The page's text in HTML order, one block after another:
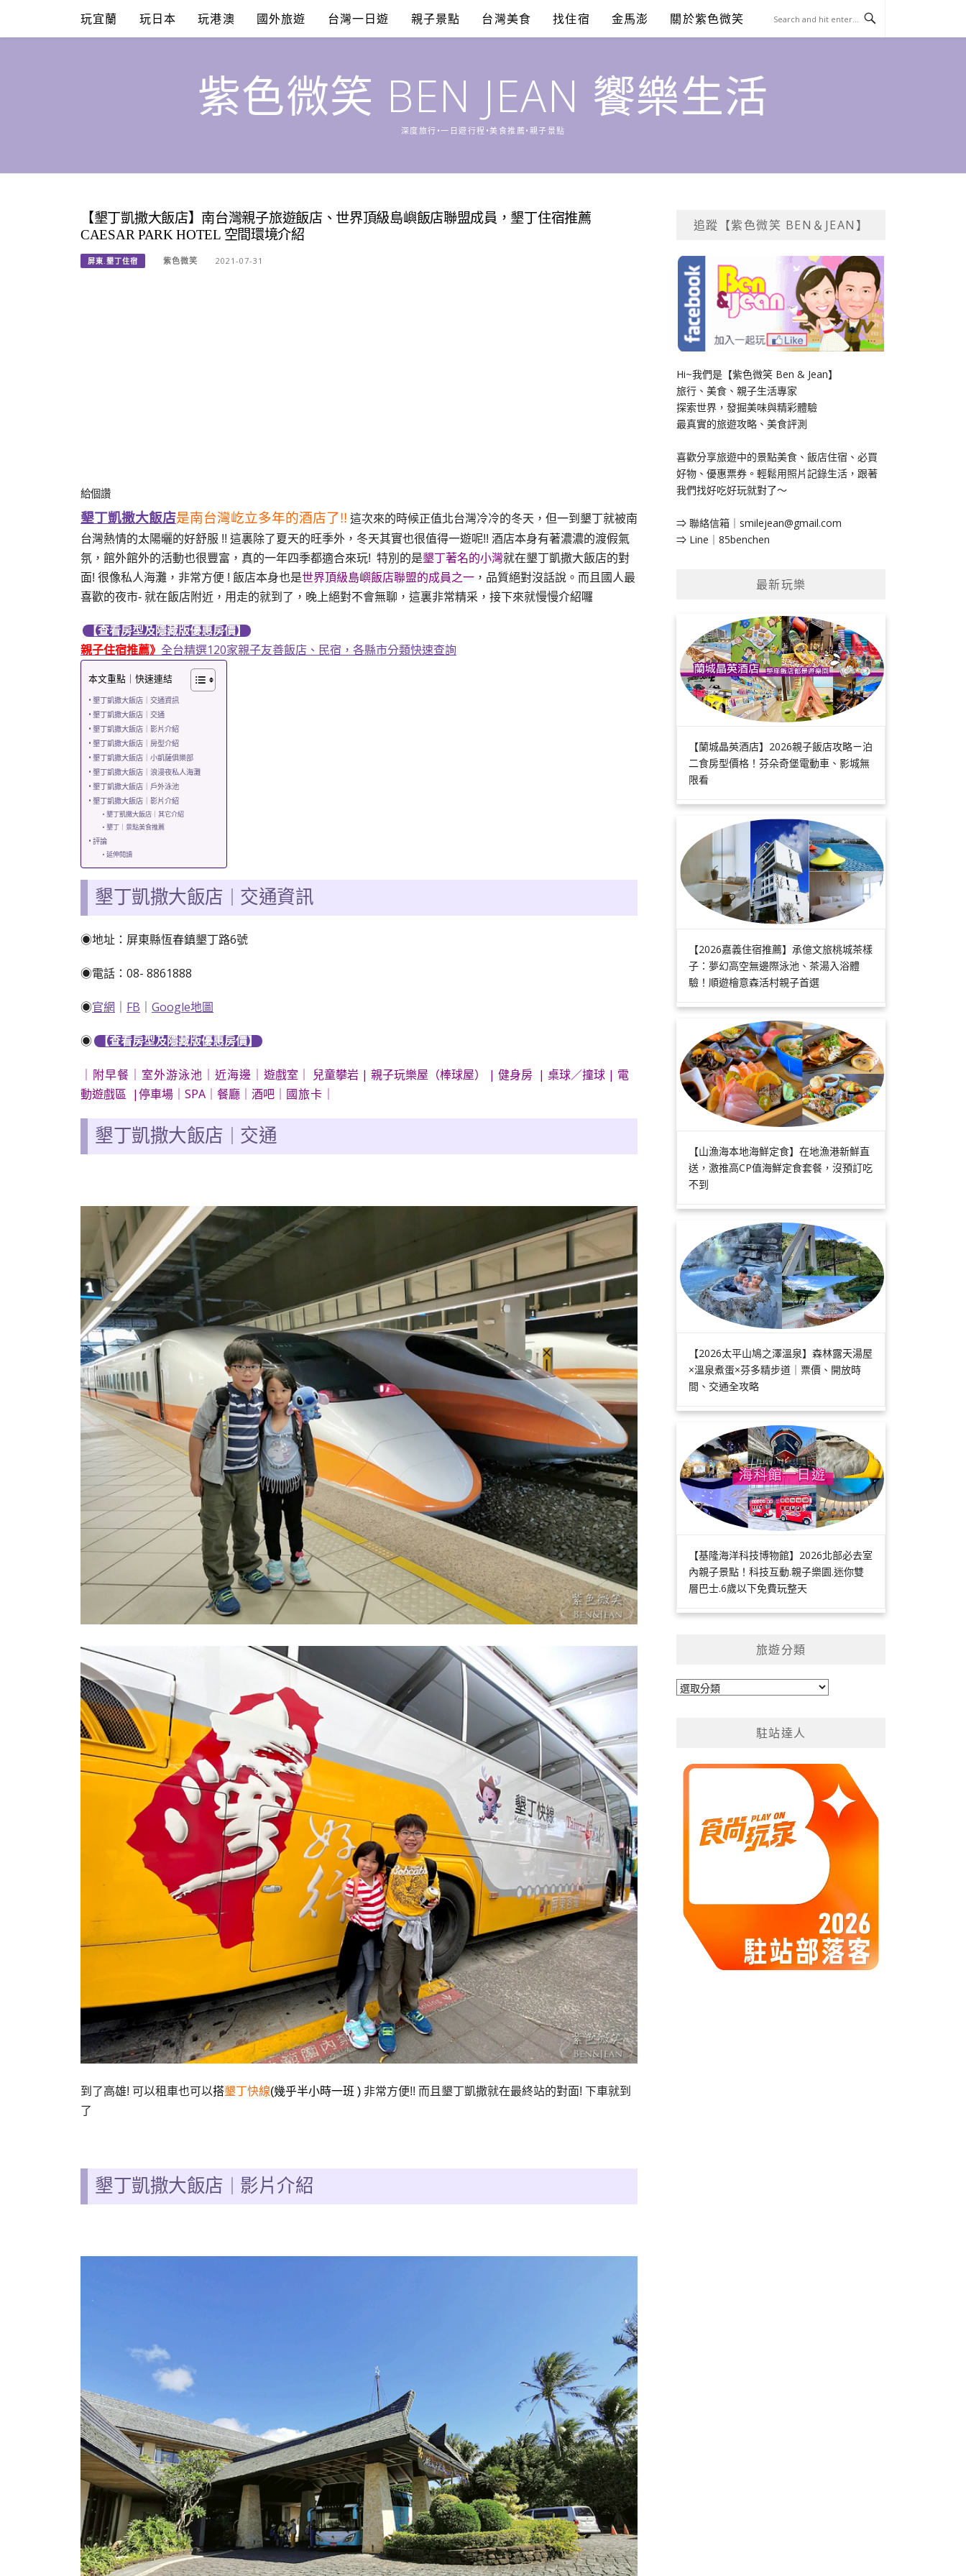
content
玩宜蘭 玩日本 玩港澳 國外旅遊 台灣一日遊 親子景點 台灣美食 找住宿 金馬澎 關於紫色微笑
紫色微笑 BEN JEAN 饗樂生活
深度旅行•一日遊行程•美食推薦•親子景點
【墾丁凱撒大飯店】南台灣親子旅遊飯店、世界頂級島嶼飯店聯盟成員，墾丁住宿推薦
CAESAR PARK HOTEL 空間環境介紹
屏東.墾丁住宿 紫色微笑 2021-07-31
給個讚
墾丁凱撒大飯店是南台灣屹立多年的酒店了!! 這次來的時候正值北台灣冷冷的冬天，但一到墾丁就被南
台灣熱情的太陽曬的好舒服 !! 這裏除了夏天的旺季外，冬天其實也很值得一遊呢!! 酒店本身有著濃濃的渡假氣
氛，館外館外的活動也很豐富，真的一年四季都適合來玩! 特別的是墾丁著名的小灣就在墾丁凱撒大飯店的對
面! 很像私人海灘，非常方便 ! 飯店本身也是世界頂級島嶼飯店聯盟的成員之一 ，品質絕對沒話說。而且國人最
喜歡的夜市- 就在飯店附近，用走的就到了，晚上絕對不會無聊，這裏非常精采，接下來就慢慢介紹囉
【查看房型及隱藏版優惠房價】
親子住宿推薦》 全台精選120家親子友善飯店、民宿，各縣市分類快速查詢
本文重點｜快速連結
墾丁凱撒大飯店｜交通資訊
墾丁凱撒大飯店｜交通
墾丁凱撒大飯店｜影片介紹
墾丁凱撒大飯店｜房型介紹
墾丁凱撒大飯店｜小凱薩俱樂部
墾丁凱撒大飯店｜浪漫夜私人海灘
墾丁凱撒大飯店｜戶外泳池
墾丁凱撒大飯店｜影片介紹
墾丁凱撒大飯店｜其它介紹
墾丁｜景點美食推薦
評論
延伸閱讀
墾丁凱撒大飯店 交通資訊
◉地址： 屏東縣恆春鎮墾丁路6號
◉電話： 08- 8861888
◉官網 FB Google地圖
◉ 【查看房型及隱藏版優惠房價】
｜附早餐｜室外游泳池｜近海邊 遊戲室
兒童攀岩 | 親子玩樂屋（棒球屋） | 健身房 | 桌球／撞球 | 電
動遊戲區 |停車場｜SPA｜餐廳｜酒吧｜
國旅卡
墾丁凱撒大飯店 交通
到了高雄! 可以租車也可以搭墾丁快線(幾乎半小時一班 ) 非常方便!! 而且墾丁凱撒就在最終站的對面! 下車就到
了
墾丁凱撒大飯店 影片介紹
追蹤【紫色微笑 BEN＆JEAN】
Hi~我們是【紫色微笑 Ben & Jean】
旅行、美食、親子生活專家
探索世界，發掘美味與精彩體驗
最真實的旅遊攻略、美食評測
喜歡分享旅遊中的景點美食、飯店住宿、必買
好物、優惠票券。輕鬆用照片記錄生活，跟著
我們找好吃好玩就對了～
⇒ 聯絡信箱｜ smilejean@gmail.com
⇒ Line｜85benchen
最新玩樂
【蘭城晶英酒店】2026親子飯店攻略ㄧ泊
二食房型價格！芬朵奇堡電動車、影城無
限看
【2026嘉義住宿推薦】承億文旅桃城茶樣
子：夢幻高空無邊際泳池、茶湯入浴體
驗！順遊檜意森活村親子首選
【山漁海本地海鮮定食】在地漁港新鮮直
送，激推高CP值海鮮定食套餐，沒預訂吃
不到
【2026太平山鳩之澤溫泉】森林露天湯屋
×溫泉煮蛋×芬多精步道｜票價、開放時
間、交通全攻略
【基隆海洋科技博物館】2026北部必去室
內親子景點！科技互動.親子樂園.迷你雙
層巴士.6歲以下免費玩整天
旅遊分類
旅
駐站達人